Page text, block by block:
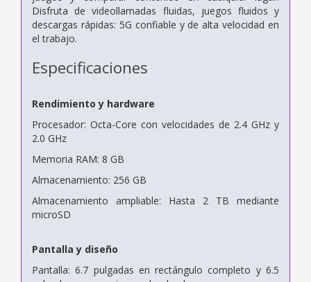
Disfruta de videollamadas fluidas, juegos fluidos y
descargas rápidas: 5G confiable y de alta velocidad en
el trabajo.
Especificaciones
Rendimiento y hardware
Procesador: Octa-Core con velocidades de 2.4 GHz y
2.0 GHz
Memoria RAM: 8 GB
Almacenamiento: 256 GB
Almacenamiento ampliable: Hasta 2 TB mediante
microSD
Pantalla y diseño
Pantalla: 6.7 pulgadas en rectángulo completo y 6.5